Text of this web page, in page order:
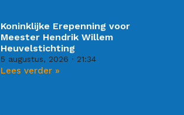
Koninklijke Erepenning voor
Meester Hendrik Willem
Heuvelstichting
5 augustus, 2026 21:34
Lees verder »